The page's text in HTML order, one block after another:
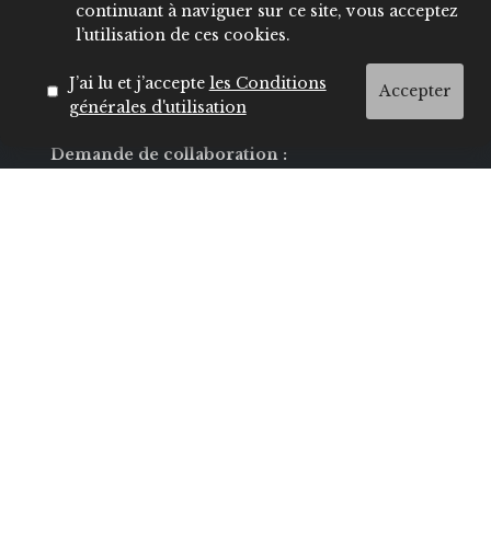
continuant à naviguer sur ce site, vous acceptez
l’utilisation de ces cookies.
J’ai lu et j’accepte les Conditions
générales d'utilisation
Accepter
Contactez notre rédaction
E-mail :
hello@insecret.ma / redaction@lecenacle.ma
Demande de collaboration :